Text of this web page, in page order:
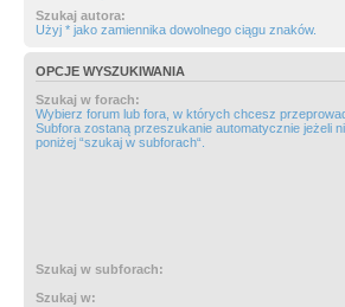
Szukaj autora:
Użyj * jako zamiennika dowolnego ciągu znaków.
OPCJE WYSZUKIWANIA
Szukaj w forach:
Wybierz forum lub fora, w których chcesz
Subfora zostaną przeszukanie automatycznie jeżeli
poniżej “szukaj w subforach“.
Szukaj w subforach:
Szukaj w: